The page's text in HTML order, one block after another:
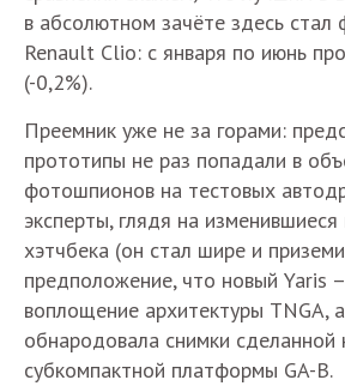
в абсолютном зачёте здесь стал
Renault Clio: с января по июнь
(-0,2%).
Преемник уже не за горами:
прототипы не раз попадали в
фотошпионов на тестовых
эксперты, глядя на
хэтчбека (он стал шире и
предположение, что новый Yaris
воплощение архитектуры TNGA,
обнародовала снимки сделанной
субкомпактной платформы GA-B.